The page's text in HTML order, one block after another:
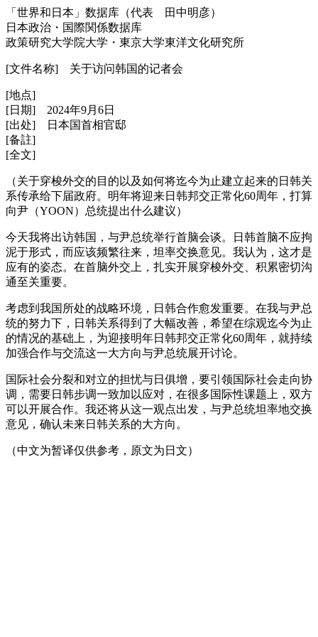
「世界和日本」数据库（代表 田中明彦）
日本政治・国際関係数据库
政策研究大学院大学・東京大学東洋文化研究所
[文件名称] 关于访问韩国的记者会
[地点]
[日期] 2024年9月6日
[出处] 日本国首相官邸
[备註]
[全文]
（关于穿梭外交的目的以及如何将迄今为止建立起来的日韩关
系传承给下届政府。明年将迎来日韩邦交正常化60周年，打算
向尹（YOON）总统提出什么建议）
今天我将出访韩国，与尹总统举行首脑会谈。日韩首脑不应拘
泥于形式，而应该频繁往来，坦率交换意见。我认为，这才是
应有的姿态。在首脑外交上，扎实开展穿梭外交、积累密切沟
通至关重要。
考虑到我国所处的战略环境，日韩合作愈发重要。在我与尹总
统的努力下，日韩关系得到了大幅改善，希望在综观迄今为止
的情况的基础上，为迎接明年日韩邦交正常化60周年，就持续
加强合作与交流这一大方向与尹总统展开讨论。
国际社会分裂和对立的担忧与日俱增，要引领国际社会走向协
调，需要日韩步调一致加以应对，在很多国际性课题上，双方
可以开展合作。我还将从这一观点出发，与尹总统坦率地交换
意见，确认未来日韩关系的大方向。
（中文为暂译仅供参考，原文为日文）